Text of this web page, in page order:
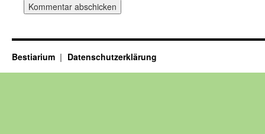
Bestiarium Datenschutzerklärung